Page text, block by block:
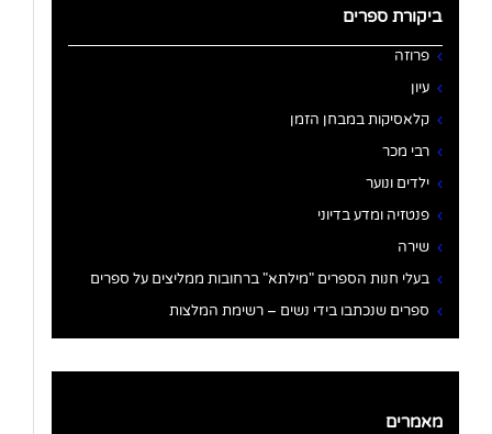
ביקורת ספרים
פרוזה
עיון
קלאסיקות במבחן הזמן
רבי מכר
ילדים ונוער
פנטזיה ומדע בדיוני
שירה
בעלי חנות הספרים "מילתא" ברחובות ממליצים על ספרים
ספרים שנכתבו בידי נשים – רשימת המלצות
מאמרים